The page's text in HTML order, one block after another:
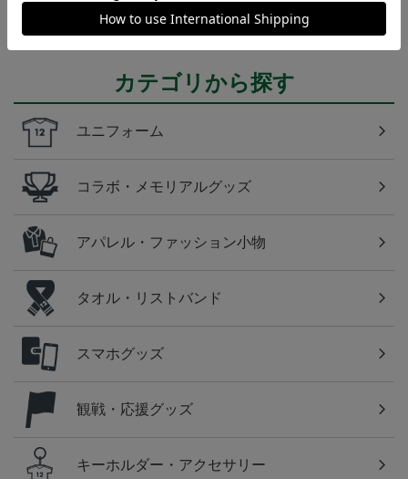
カテゴリから探す
ユニフォーム
コラボ・メモリアルグッズ
アパレル・ファッション小物
タオル・リストバンド
スマホグッズ
観戦・応援グッズ
キーホルダー・アクセサリー